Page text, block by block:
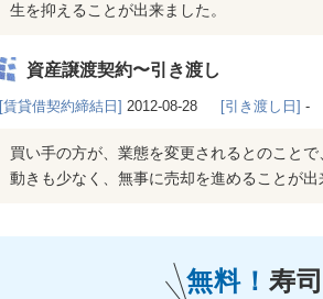
生を抑えることが出来ました。
資産譲渡契約〜引き渡し
[賃貸借契約締結日] 2012-08-28 [引き渡し日] -
買い手の方が、業態を変更されるとのこと
動きも少なく、無事に売却を進めることが出
無料！ 寿